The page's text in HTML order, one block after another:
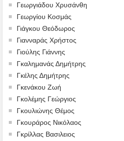
Γεωργιάδου Χρυσάνθη
Γεωργίου Κοσμάς
Γιάγκου Θεόδωρος
Γιανναράς Χρήστος
Γιούλης Γιάννης
Γκαλημανάς Δημήτρης
Γκέλης Δημήτρης
Γκενάκου Ζωή
Γκολέμης Γεώργιος
Γκουλιώνης Θέμος
Γκουράρος Νικόλαος
Γκρίλλας Βασιλειος